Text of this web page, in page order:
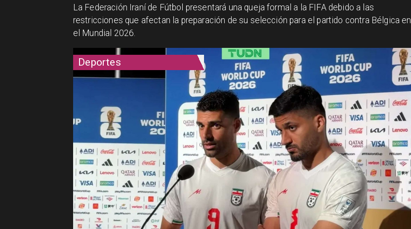
Deportes
La Federación Iraní de Fútbol presentará una queja formal a la FIFA debido a las
restricciones que afectan la preparación de su selección para el partido contra Bélgica en
el Mundial 2026.